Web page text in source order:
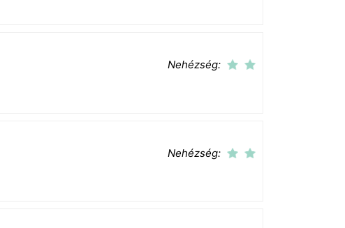
Nehézség:
Nehézség: